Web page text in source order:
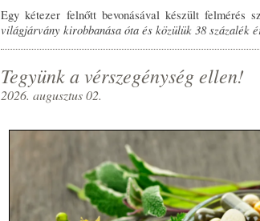
Egy kétezer felnőtt bevonásával készült felmérés
világjárvány kirobbanása óta és közülük 38 százalék
Tegyünk a vérszegénység ellen!
2026. augusztus 02.